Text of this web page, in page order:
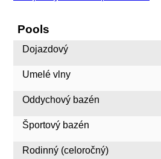
Pools
Dojazdový
Umelé vlny
Oddychový bazén
Športový bazén
Rodinný (celoročný)